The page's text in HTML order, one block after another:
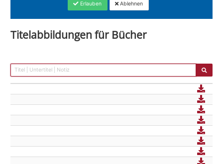
Erlauben Ablehnen
Titelabbildungen für Bücher